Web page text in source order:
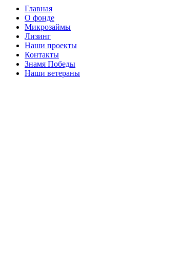
Главная
О фонде
Микрозаймы
Лизинг
Наши проекты
Контакты
Знамя Победы
Наши ветераны